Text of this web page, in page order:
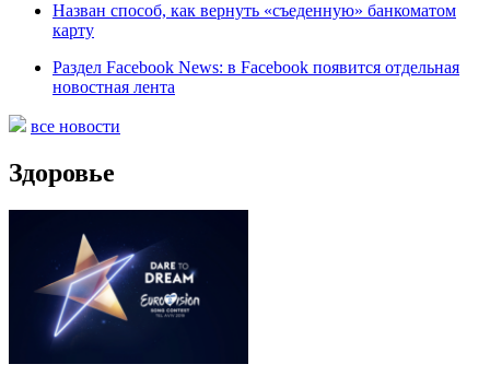
Назван способ, как вернуть «съеденную» банкоматом
карту
Раздел Facebook News: в Facebook появится отдельная
новостная лента
все новости
Здоровье